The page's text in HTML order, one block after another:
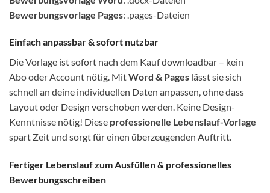
Bewerbungsvorlage Pages: .pages-Dateien
Einfach anpassbar & sofort nutzbar
Die Vorlage ist sofort nach dem Kauf downloadbar – kein
Abo oder Account nötig. MitWord & Pages lässt sie sich
schnell an deine individuellen Daten anpassen, ohne dass
Layout oder Design verschoben werden. Keine Design-
Kenntnisse nötig! Diese professionelle Lebenslauf-Vorlage
spart Zeit und sorgt für einen überzeugenden Auftritt.
Fertiger Lebenslauf zum Ausfüllen & professionelles
Bewerbungsschreiben